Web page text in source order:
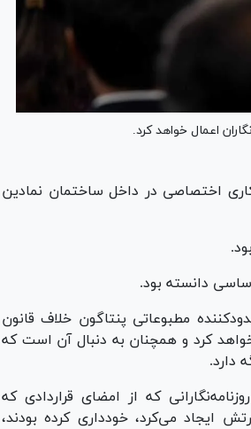
اعمال خواهد کرد.
کاری اختصاصی در داخل ساختمان نمادین
دانسته بود.
مطبوعاتی پنتاگون خلاف قانون
کرد و همچنان به دنبال آن است که
دارد.
که از امضای قراردادی که
ایجاد می‌کرد، خودداری کرده بودند،